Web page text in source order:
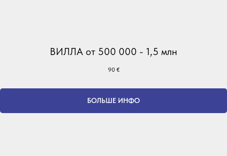
ВИЛЛА от 500 000 - 1,5 млн
90 €
БОЛЬШЕ ИНФО